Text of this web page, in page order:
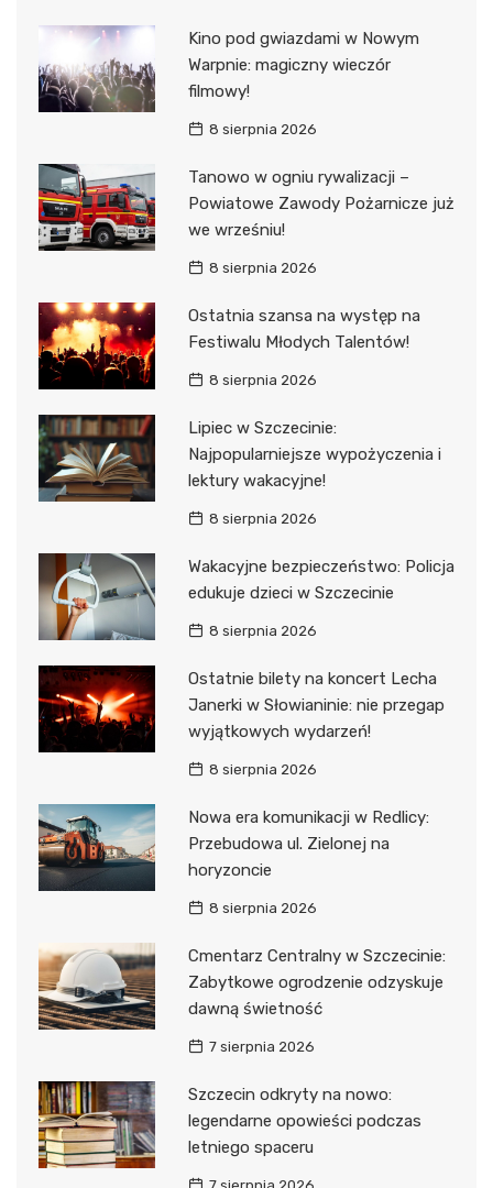
Kino pod gwiazdami w Nowym
Warpnie: magiczny wieczór
filmowy!
8 sierpnia 2026
Tanowo w ogniu rywalizacji –
Powiatowe Zawody Pożarnicze już
we wrześniu!
8 sierpnia 2026
Ostatnia szansa na występ na
Festiwalu Młodych Talentów!
8 sierpnia 2026
Lipiec w Szczecinie:
Najpopularniejsze wypożyczenia i
lektury wakacyjne!
8 sierpnia 2026
Wakacyjne bezpieczeństwo: Policja
edukuje dzieci w Szczecinie
8 sierpnia 2026
Ostatnie bilety na koncert Lecha
Janerki w Słowianinie: nie przegap
wyjątkowych wydarzeń!
8 sierpnia 2026
Nowa era komunikacji w Redlicy:
Przebudowa ul. Zielonej na
horyzoncie
8 sierpnia 2026
Cmentarz Centralny w Szczecinie:
Zabytkowe ogrodzenie odzyskuje
dawną świetność
7 sierpnia 2026
Szczecin odkryty na nowo:
legendarne opowieści podczas
letniego spaceru